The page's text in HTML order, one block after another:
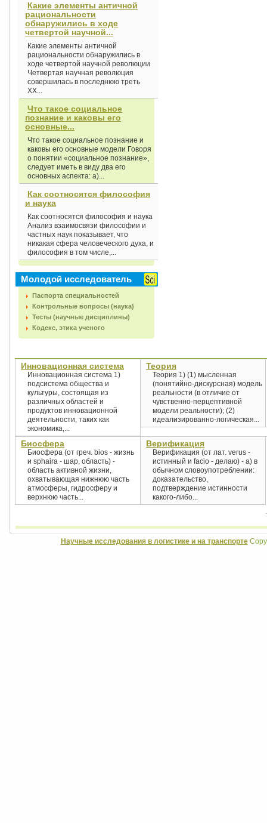
Какие элементы античной
рациональности
обнаружились в ходе
четвертой научной...
Какие элементы античной
рациональности обнаружились в
ходе четвертой научной революции
Четвертая научная революция
совершилась в последнюю треть
XX...
Что такое социальное
познание и каковы его
основные...
Что такое социальное познание и
каковы его основные модели Говоря
о понятии «социальное познание»,
следует иметь в виду два его
основных аспекта: а)...
Как соотносятся философия
и наука
Как соотносятся философия и наука
Анализ взаимосвязи философии и
частных наук показывает, что
никакая сфера человеческого духа, и
философия в том числе,...
Молодой исследователь
Паспорта специальностей
Контрольные вопросы (наука)
Тесты (научные дисциплины)
Кодекс, этика ученого
Инновационная система
Инновационная система 1)
подсистема общества и
культуры, состоящая из
различных областей и
продуктов инновационной
деятельности, таких как
экономика,...
Теория
Теория 1) (1) мысленная
(понятийно-дискурсная) модель
реальности (в отличие от
чувственно-перцептивной
модели реальности); (2)
идеализированно-логическая...
Биосфера
Биосфера (от греч. bios - жизнь
и sphaira - шар, область) -
область активной жизни,
охватывающая нижнюю часть
атмосферы, гидросферу и
верхнюю часть...
Верификация
Верификация (от лат. verus -
истинный и facio - делаю) - а) в
обычном словоупотреблении:
доказательство,
подтверждение истинности
какого-либо...
Научные исследования в логистике и на транспорте